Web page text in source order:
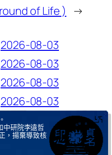
of Life ) →
2026-08-03
2026-08-03
2026-08-03
2026-08-03
中研院李遠哲
，揚棄導致核